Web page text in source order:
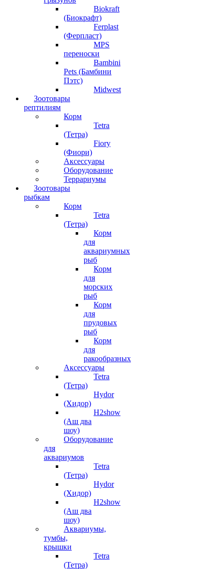
Biokraft
(Биокрафт)
Ferplast
(Ферпласт)
MPS
переноски
Bambini
Pets (Бамбини
Пэтс)
Midwest
Зоотовары
рептилиям
Корм
Tetra
(Тетра)
Fiory
(Фиори)
Аксессуары
Оборудование
Террариумы
Зоотовары
рыбкам
Корм
Tetra
(Тетра)
Корм
для
аквариумных
рыб
Корм
для
морских
рыб
Корм
для
прудовых
рыб
Корм
для
ракообразных
Аксессуары
Tetra
(Тетра)
Hydor
(Хидор)
H2show
(Аш два
шоу)
Оборудование
для
аквариумов
Tetra
(Тетра)
Hydor
(Хидор)
H2show
(Аш два
шоу)
Аквариумы,
тумбы,
крышки
Tetra
(Тетра)